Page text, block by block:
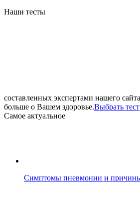
Наши тесты
составленных экспертами нашего
больше о Вашем здоровье.Выбрать тест
Cамое актуальное
Симптомы пневмонии и